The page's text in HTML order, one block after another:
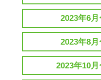
2023年6月
2023年8月
2023年10月